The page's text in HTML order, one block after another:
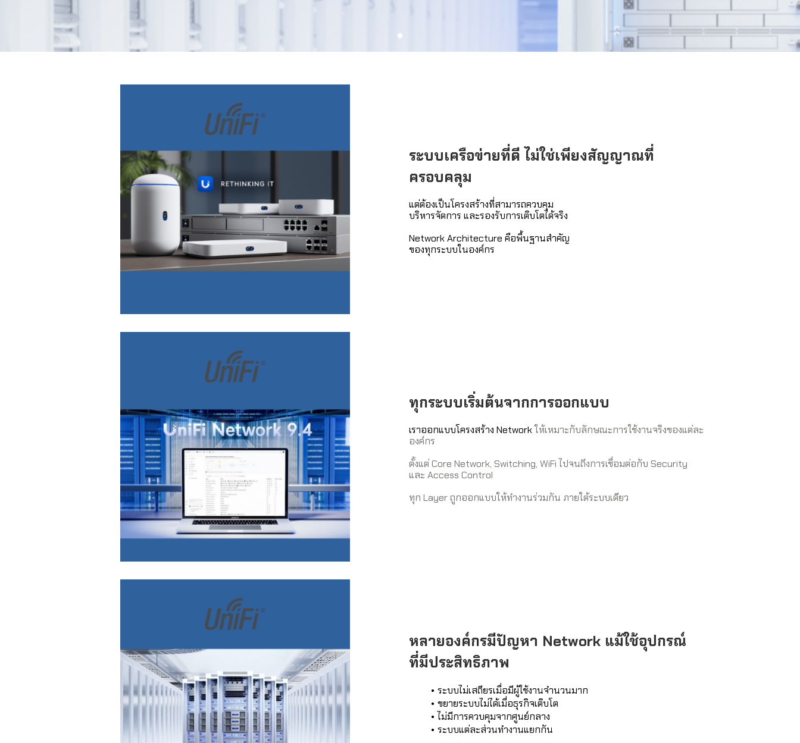
ระบบเครือข่ายที่ดี ไม่ใช่เพียงสัญญาณที่
ครอบคลุม
แต่ต้องเป็นโครงสร้างที่สามารถควบคุม
บริหารจัดการ และรองรับการเติบโตได้จริง
Network Architecture คือพื้นฐานสำคัญ
ของทุกระบบในองค์กร
ทุกระบบเริ่มต้นจากการออกแบบ
เราออกแบบโครงสร้าง Networkให้เหมาะกับลักษณะการใช้งานจริงของแต่ละ
องค์กร
ตั้งแต่ Core Network, Switching, WiFi ไปจนถึงการเชื่อมต่อกับ Security
และ Access Control
ทุก Layer ถูกออกแบบให้ทำงานร่วมกัน ภายใต้ระบบเดียว
หลายองค์กรมีปัญหา Network แม้ใช้อุปกรณ์
ที่มีประสิทธิภาพ
ระบบไม่เสถียรเมื่อมีผู้ใช้งานจำนวนมาก
ขยายระบบไม่ได้เมื่อธุรกิจเติบโต
ไม่มีการควบคุมจากศูนย์กลาง
ระบบแต่ละส่วนทำงานแยกกัน